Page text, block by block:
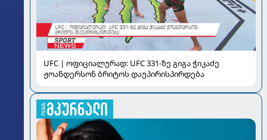
UFC | ოფიციალურად: UFC 331-ზე გიგა ჭიკაძე
ჟოანდერსონ ბრიტოს დაუპირისპირდება